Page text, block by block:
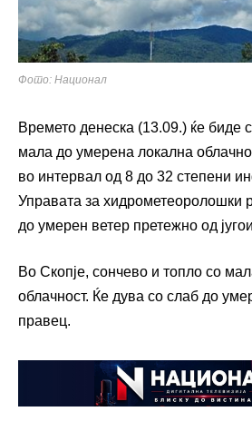
Фото: Национал
Времето денеска (13.09.) ќе биде
мала до умерена локална
во интервал од 8 до 32 степени
Управата за хидрометеоролошки
до умерен ветер претежно од
Во Скопје, сончево и топло со
облачност. Ќе дува со слаб до
правец.